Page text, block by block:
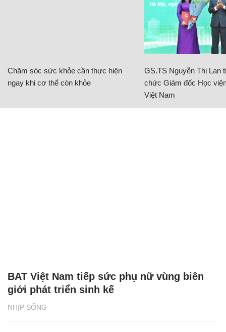
Chăm sóc sức khỏe cần thực hiện
ngay khi cơ thể còn khỏe
GS.TS Nguyễn Thị Lan
chức Giám đốc Học
Việt Nam
NHỊP SỐNG
BAT Việt Nam tiếp sức phụ nữ vùng biên
giới phát triển sinh kế